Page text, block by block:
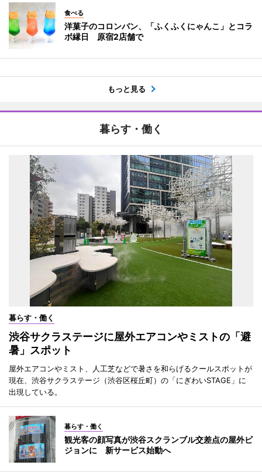
食べる
洋菓子のコロンバン、「ふくふくにゃんこ」とコラ
ボ縁日 原宿2店舗で
もっと見る
暮らす・働く
暮らす・働く
渋谷サクラステージに屋外エアコンやミストの「避
暑」スポット
屋外エアコンやミスト、人工芝などで暑さを和らげるクールスポットが
現在、渋谷サクラステージ（渋谷区桜丘町）の「にぎわいSTAGE」に
出現している。
暮らす・働く
観光客の顔写真が渋谷スクランブル交差点の屋外ビ
ジョンに 新サービス始動へ